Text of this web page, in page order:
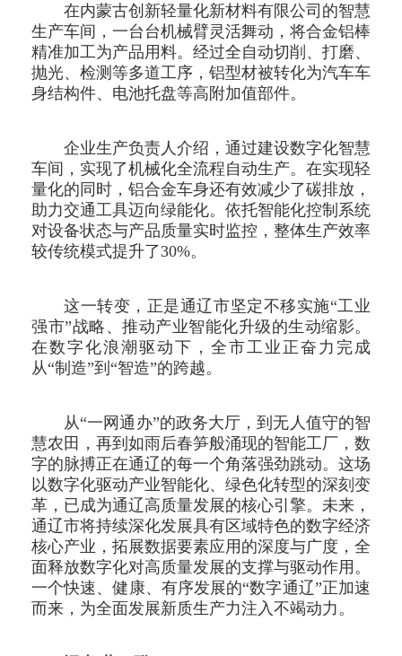
在内蒙古创新轻量化新材料有限公司的智慧
生产车间，一台台机械臂灵活舞动，将合金铝棒
精准加工为产品用料。经过全自动切削、打磨、
抛光、检测等多道工序，铝型材被转化为汽车车
身结构件、电池托盘等高附加值部件。
企业生产负责人介绍，通过建设数字化智慧
车间，实现了机械化全流程自动生产。在实现轻
量化的同时，铝合金车身还有效减少了碳排放，
助力交通工具迈向绿能化。依托智能化控制系统
对设备状态与产品质量实时监控，整体生产效率
较传统模式提升了30%。
这一转变，正是通辽市坚定不移实施“工业
强市”战略、推动产业智能化升级的生动缩影。
在数字化浪潮驱动下，全市工业正奋力完成
从“制造”到“智造”的跨越。
从“一网通办”的政务大厅，到无人值守的智
慧农田，再到如雨后春笋般涌现的智能工厂，数
字的脉搏正在通辽的每一个角落强劲跳动。这场
以数字化驱动产业智能化、绿色化转型的深刻变
革，已成为通辽高质量发展的核心引擎。未来，
通辽市将持续深化发展具有区域特色的数字经济
核心产业，拓展数据要素应用的深度与广度，全
面释放数字化对高质量发展的支撑与驱动作用。
一个快速、健康、有序发展的“数字通辽”正加速
而来，为全面发展新质生产力注入不竭动力。